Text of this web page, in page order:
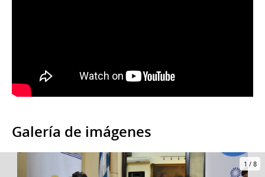
Galería de imágenes
1 / 8